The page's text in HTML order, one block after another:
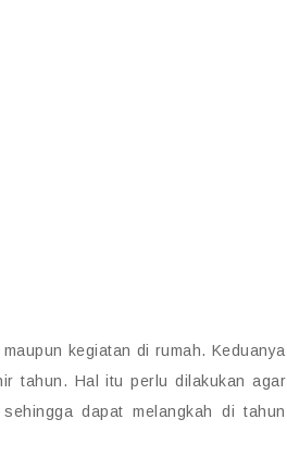
kegiatan di rumah. Keduanya
tahun. Hal itu perlu dilakukan agar
dapat melangkah di tahun